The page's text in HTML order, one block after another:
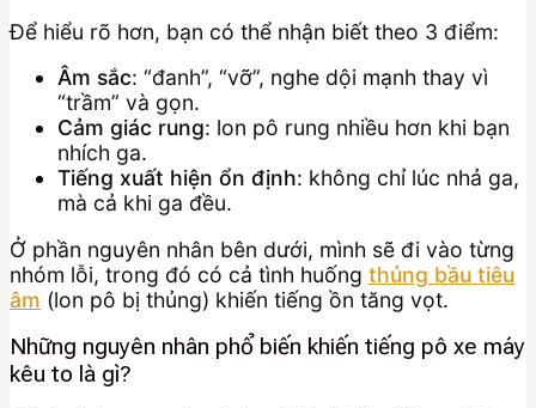
Để hiểu rõ hơn, bạn có thể nhận biết theo 3 điểm:
Âm sắc: “đanh”, “vỡ”, nghe dội mạnh thay vì
“trầm” và gọn.
Cảm giác rung: lon pô rung nhiều hơn khi bạn
nhích ga.
Tiếng xuất hiện ổn định: không chỉ lúc nhả ga,
mà cả khi ga đều.
Ở phần nguyên nhân bên dưới, mình sẽ đi vào từng
nhóm lỗi, trong đó có cả tình huống thủng bầu tiêu
âm (lon pô bị thủng) khiến tiếng ồn tăng vọt.
Những nguyên nhân phổ biến khiến tiếng pô xe máy
kêu to là gì?